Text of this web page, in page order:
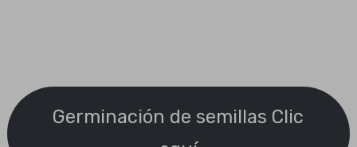
Germinación de semillas Clic